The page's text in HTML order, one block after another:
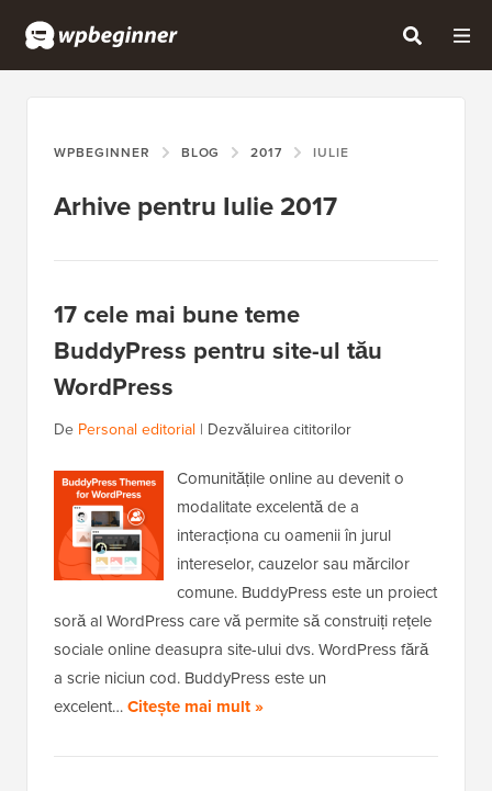
WPBEGINNER BLOG 2017 IULIE
Arhive pentru Iulie 2017
17 cele mai bune teme
BuddyPress pentru site-ul tău
WordPress
De Personal editorial | Dezvăluirea cititorilor
Comunitățile online au devenit o
modalitate excelentă de a
interacționa cu oamenii în jurul
intereselor, cauzelor sau mărcilor
comune. BuddyPress este un proiect
soră al WordPress care vă permite să construiți rețele
sociale online deasupra site-ului dvs. WordPress fără
a scrie niciun cod. BuddyPress este un
excelent…Citește mai mult »